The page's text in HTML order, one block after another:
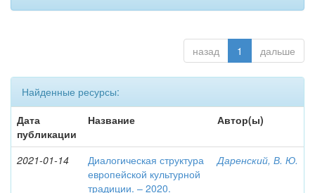
назад 1 дальше
Найденные ресурсы:
Дата
публикации
Название Автор(ы)
2021-01-14
Диалогическая структура
европейской культурной
традиции. – 2020.
Даренский, В. Ю.